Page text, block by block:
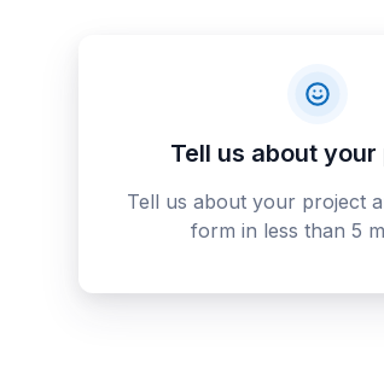
Tell us about
Tell us about your project
form in less than 5